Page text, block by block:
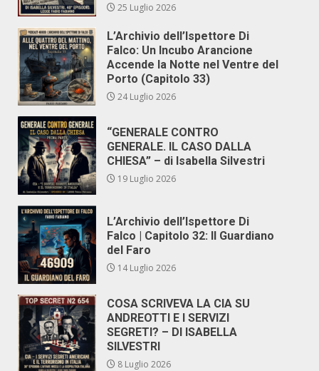
25 Luglio 2026
L’Archivio dell’Ispettore Di
Falco: Un Incubo Arancione
Accende la Notte nel Ventre del
Porto (Capitolo 33)
24 Luglio 2026
“GENERALE CONTRO
GENERALE. IL CASO DALLA
CHIESA” – di Isabella Silvestri
19 Luglio 2026
L’Archivio dell’Ispettore Di
Falco | Capitolo 32: Il Guardiano
del Faro
14 Luglio 2026
COSA SCRIVEVA LA CIA SU
ANDREOTTI E I SERVIZI
SEGRETI? – DI ISABELLA
SILVESTRI
8 Luglio 2026